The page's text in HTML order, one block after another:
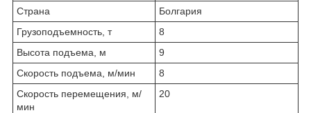
Страна
Болгария
Грузоподъемность, т
8
Высота подъема, м
9
Скорость подъема, м/мин
8
Скорость перемещения, м/
мин
20